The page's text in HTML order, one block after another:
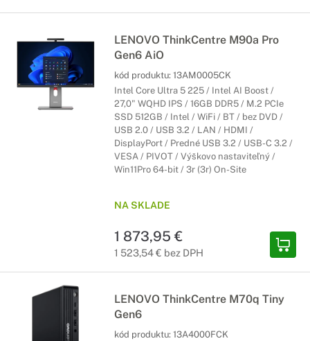
LENOVO ThinkCentre M90a Pro
Gen6 AiO
kód produktu: 13AM0005CK
Intel Core Ultra 5 225 / Intel AI Boost /
27,0" WQHD IPS / 16GB DDR5 / M.2 PCIe
SSD 512GB / Intel / WiFi / BT / bez DVD /
USB 2.0 / USB 3.2 / LAN / HDMI /
DisplayPort / Predné USB 3.2 / USB-C 3.2 /
VESA / PIVOT / Výškovo nastaviteľný /
Win11Pro 64-bit / 3r (3r) On-Site
NA SKLADE
1 873,95 €
1 523,54 € bez DPH
LENOVO ThinkCentre M70q Tiny
Gen6
kód produktu: 13A4000FCK